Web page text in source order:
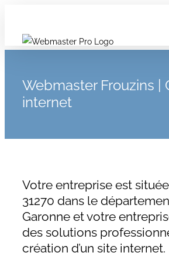
Webmaster Frouzins |
internet
Votre entreprise est
31270 dans le
Garonne et votre
des solutions
création d’un site internet.